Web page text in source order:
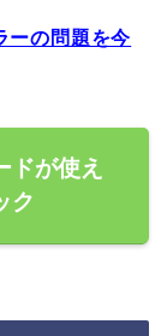
ーの問題を今
ドが使え
ク